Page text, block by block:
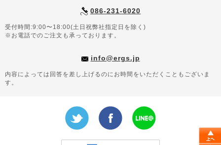
086-231-6020
受付時間:9:00〜18:00(土日祝弊社指定日を除く)
※お電話でのご注文も承っております。
info@ergs.jp
内容によっては回答を差し上げるのにお時間をいただくこともございま
す。